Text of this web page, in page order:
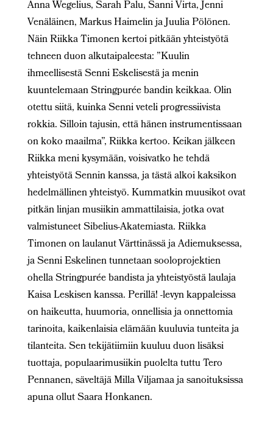
Anna Wegelius, Sarah Palu, Sanni Virta, Jenni
Venäläinen, Markus Haimelin ja Juulia Pölönen.
Näin Riikka Timonen kertoi pitkään yhteistyötä
tehneen duon alkutaipaleesta: ”Kuulin
ihmeellisestä Senni Eskelisestä ja menin
kuuntelemaan Stringpurée bandin keikkaa. Olin
otettu siitä, kuinka Senni veteli progressiivista
rokkia. Silloin tajusin, että hänen instrumentissaan
on koko maailma”, Riikka kertoo. Keikan jälkeen
Riikka meni kysymään, voisivatko he tehdä
yhteistyötä Sennin kanssa, ja tästä alkoi kaksikon
hedelmällinen yhteistyö. Kummatkin muusikot ovat
pitkän linjan musiikin ammattilaisia, jotka ovat
valmistuneet Sibelius-Akatemiasta. Riikka
Timonen on laulanut Värttinässä ja Adiemuksessa,
ja Senni Eskelinen tunnetaan sooloprojektien
ohella Stringpurée bandista ja yhteistyöstä laulaja
Kaisa Leskisen kanssa. Perillä! -levyn kappaleissa
on haikeutta, huumoria, onnellisia ja onnettomia
tarinoita, kaikenlaisia elämään kuuluvia tunteita ja
tilanteita. Sen tekijätiimiin kuuluu duon lisäksi
tuottaja, populaarimusiikin puolelta tuttu Tero
Pennanen, säveltäjä Milla Viljamaa ja sanoituksissa
apuna ollut Saara Honkanen.